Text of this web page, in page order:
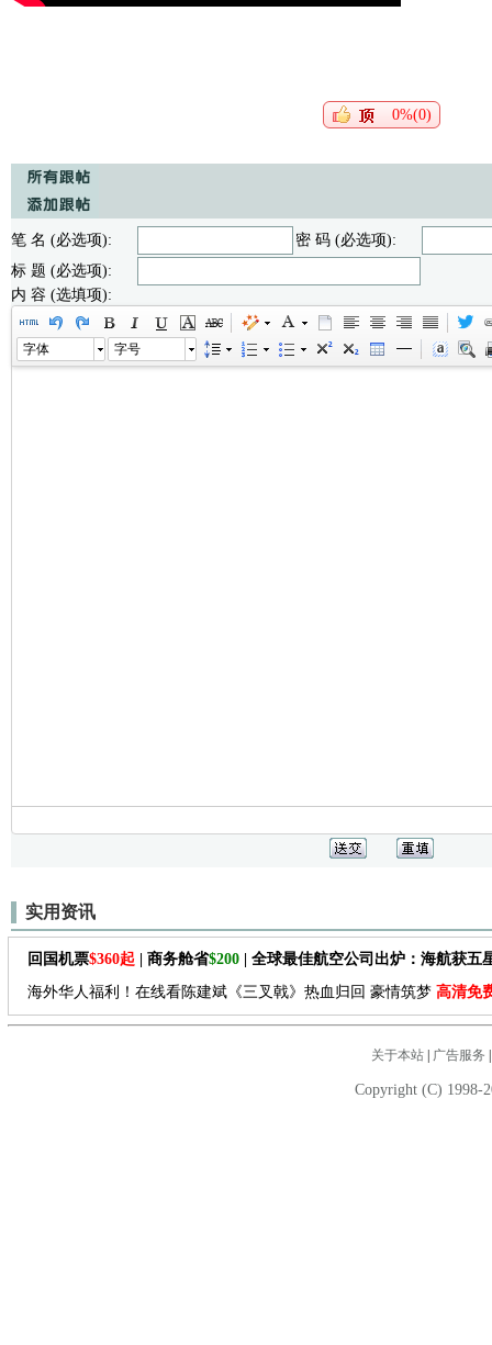
0%(0)
笔 名 (必选项):
密 码 (必选项):
标 题 (必选项):
内 容 (选填项):
字体 字号
实用资讯
回国机票$360起 | 商务舱省$200 | 全球最佳航空公司出炉：海航获五
海外华人福利！在线看陈建斌《三叉戟》热血归回 豪情筑梦 高清免
关于本站| 广告服务
Copyright (C) 1998-